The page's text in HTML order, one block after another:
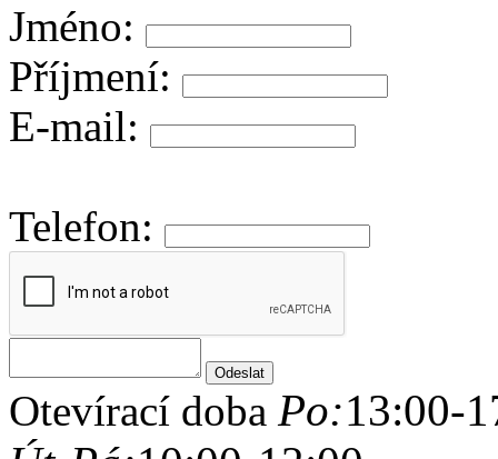
Jméno:
Příjmení:
E-mail:
Telefon:
Otevírací doba Po:13:00-